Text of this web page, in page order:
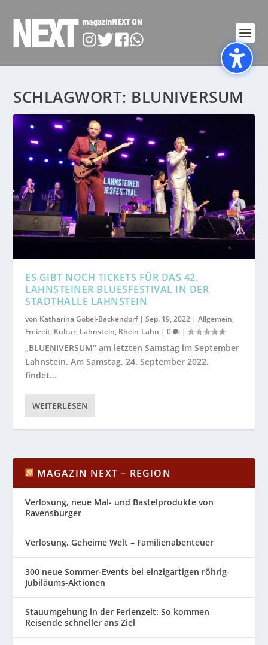
SCHLAGWORT: BLUNIVERSUM
ES GIBT NOCH TICKETS FÜR DAS 42.
LAHNSTEINER BLUESFESTIVAL IN DER
STADTHALLE LAHNSTEIN
von Katharina Göbel-Backendorf|Sep. 19, 2022 |Allgemein,
Freizeit, Kultur, Lahnstein, Rhein-Lahn |0 |
„BLUENIVERSUM“ am letzten Samstag im September
Lahnstein. Am Samstag, 24. September 2022,
findet...
WEITERLESEN
MAGAZIN NEXT – REGION
Verlosung, neue Mal- und Bastelprodukte von
Ravensburger
Verlosung, Geheime Welt – Familienabenteuer
300 neue Sommer-Events bei einzigartigen röhrig-
Jubiläums-Aktionen
Stauumgehung in der Ferienzeit: So kommen
Reisende schneller ans Ziel